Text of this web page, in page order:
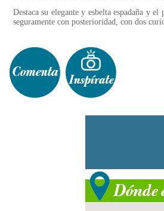
Destaca su elegante y esbelta espadaña y
seguramente con posterioridad, con dos